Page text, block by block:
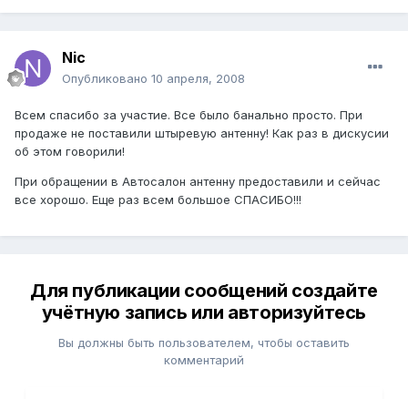
Nic
Опубликовано 10 апреля, 2008
Всем спасибо за участие. Все было банально просто. При
продаже не поставили штыревую антенну! Как раз в дискусии
об этом говорили!
При обращении в Автосалон антенну предоставили и сейчас
все хорошо. Еще раз всем большое СПАСИБО!!!
Для публикации сообщений создайте
учётную запись или авторизуйтесь
Вы должны быть пользователем, чтобы оставить
комментарий